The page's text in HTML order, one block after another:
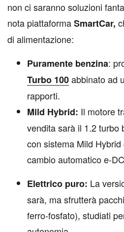
non ci saranno soluzioni
nota piattaformaSmartCar,
di alimentazione:
Puramente benzina:
Turbo 100abbinato ad
rapporti.
Mild Hybrid: Il motore
vendita sarà il 1.2 turbo
con sistema Mild Hybrid
cambio automatico e-
Elettrico puro: La
sarà, ma sfrutterà
ferro-fosfato), studiati